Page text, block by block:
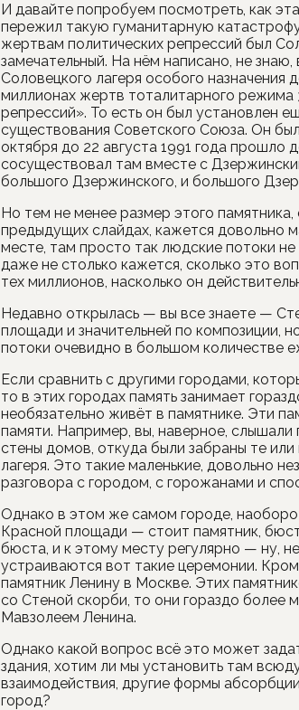
И давайте попробуем посмотреть, как
пережил такую гуманитарную
жертвам политических репрессий был
замечательный. На нём написано, не
Соловецкого лагеря особого
миллионах жертв тоталитарного режима
репрессий». То есть он был установлен
существования Советского Союза. Он
октября до 22 августа 1991 года прошло
сосуществовал там вместе с
большого Дзержинского, и большого
Но тем не менее размер этого
предыдущих слайдах, кажется довольно
месте, там просто так людские потоки
даже не столько кажется, сколько это
тех миллионов, насколько он
Недавно открылась — вы все знаете —
площади и значительней по композиции,
потоки очевидно в большом количестве
Если сравнить с другими городами,
то в этих городах память занимает
необязательно живёт в памятнике. Эти
памяти. Например, вы, наверное,
стены домов, откуда были забраны те
лагеря. Это такие маленькие, довольно
разговора с городом, с горожанами и
Однако в этом же самом городе,
Красной площади — стоит памятник,
бюста, и к этому месту регулярно — ну,
устраиваются вот такие церемонии.
памятник Ленину в Москве. Этих
со Стеной скорби, то они гораздо
Мавзолеем Ленина.
Однако какой вопрос всё это может
здания, хотим ли мы установить там
взаимодействия, другие формы
город?